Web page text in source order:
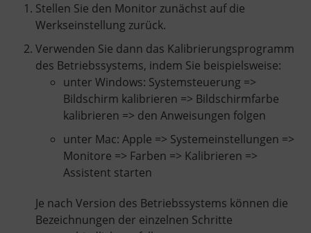
Stellen Sie den Monitor zunächst auf die
Werkseinstellung zurück.
Verwenden Sie dann das Kalibrierungsprogramm
des Betriebssystems, indem Sie beispielsweise:
unter Windows: Systemsteuerung =>
Bildschirm kalibrieren => Bildschirmfarbe
kalibrieren => den Anweisungen folgen
unter Mac: Apple => Systemeinstellungen =>
Monitore => Farben => Kalibrieren =>
Assistent starten
Je nach Version des Betriebssystems können die
Bezeichnungen der einzelnen Schritte